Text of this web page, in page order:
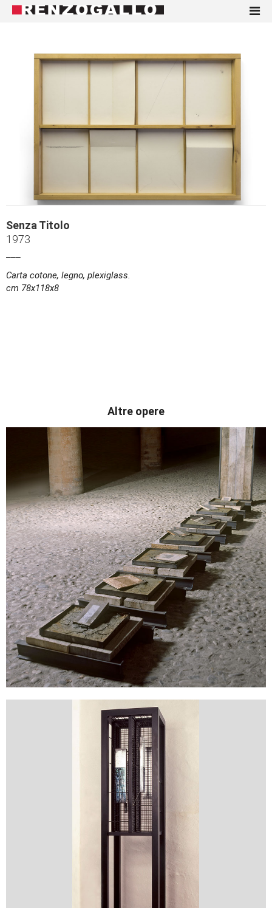
Senza Titolo
1973
Carta cotone, legno, plexiglass.
cm 78x118x8
Altre opere